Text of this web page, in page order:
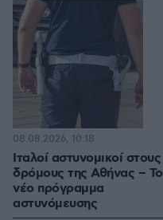
Ιταλοί αστυνομικοί στους
δρόμους της Αθήνας – Το
νέο πρόγραμμα
αστυνόμευσης
08.08.2026, 10:18